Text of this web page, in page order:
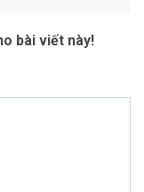
bài viết này!